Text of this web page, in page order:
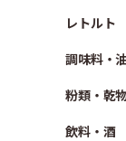
レトルト
調味料・
粉類・乾
飲料・酒